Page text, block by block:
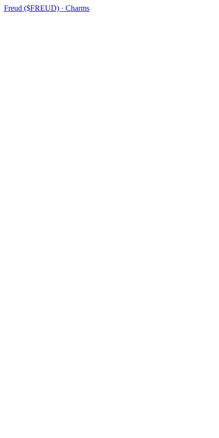
Freud ($FREUD) · Charms